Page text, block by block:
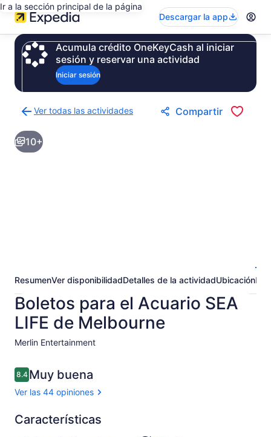
Ir a la sección principal de la página
Descargar la app
Acumula crédito OneKeyCash al iniciar
sesión y reservar una actividad
Iniciar sesión
Ver todas las actividades
a
la
página
Compartir
10+
ResumenVer disponibilidadDetalles de la actividadUbicación
Boletos para el Acuario SEA
LIFE de Melbourne
Merlin Entertainment ​
Opiniones
8.48.4 de 10,
Muy buena
Ver las 44 opiniones
8.4Muy
Características